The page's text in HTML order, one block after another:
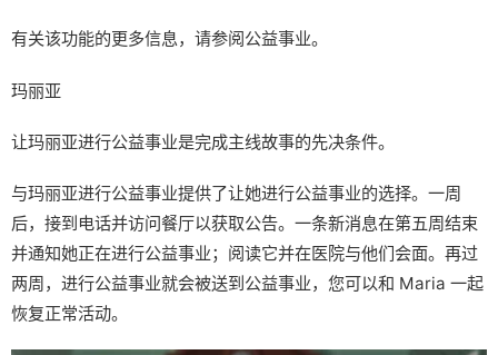
有关该功能的更多信息，请参阅公益事业。
玛丽亚
让玛丽亚进行公益事业是完成主线故事的先决条件。
与玛丽亚进行公益事业提供了让她进行公益事业的选择。一周
后，接到电话并访问餐厅以获取公告。一条新消息在第五周结束
并通知她正在进行公益事业；阅读它并在医院与他们会面。再过
两周，进行公益事业就会被送到公益事业，您可以和 Maria 一起
恢复正常活动。